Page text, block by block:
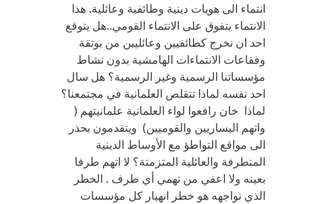
انتماء الى هويات دينية وطائفية وعائلية. هذا
الانتماء يتفوق على الانتماء القومي..هل يتوقع
احد ان نخرج كطائفيين وعائليين من بوتقة
وفقاعات الانتماءات الهامشية بدون نشاط
مؤسساتنا الرسمية وغير الرسمية؟ هل سال
احد نفسه لماذا تتقلص العلمانية في مجتمعنا؟
لماذا خان رافعوا لواء العلمانية علمانيتهم (
واتهم اليساريين والقوميين) ويتقدمون بحذر
الى مواقع التواطؤ مع الأوساط الدينية
المتطرفة والعائلية المتزمتة؟ لا اتهم طرفا
بعينه ولا اعفي من تهمي أي طرف . الخطر
الذي نواجهه هو خطر انهيار كل مؤسسات